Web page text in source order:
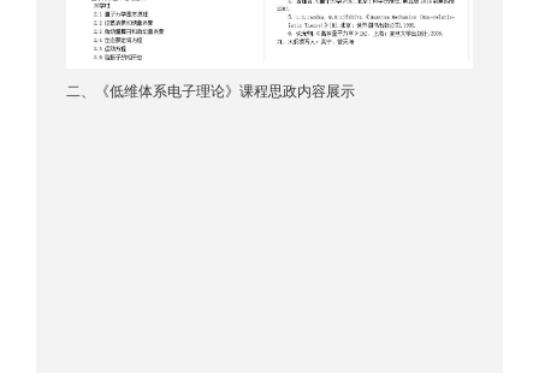
二、《低维体系电子理论》课程思政内容展示